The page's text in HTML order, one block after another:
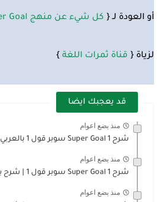
أو العودة لـ { كل شيء عن منهج Super Goal
لزياة { قناة ثمرات اللغة }
قد يعجبك ايضا
منذ بضع اعوام
شرح Super Goal 1 سوبر قول 1 بالعربي Gerunds and...
منذ بضع اعوام
شرح Super Goal 1 سوبر قول 1 | شرح بالعربي...
منذ بضع اعوام